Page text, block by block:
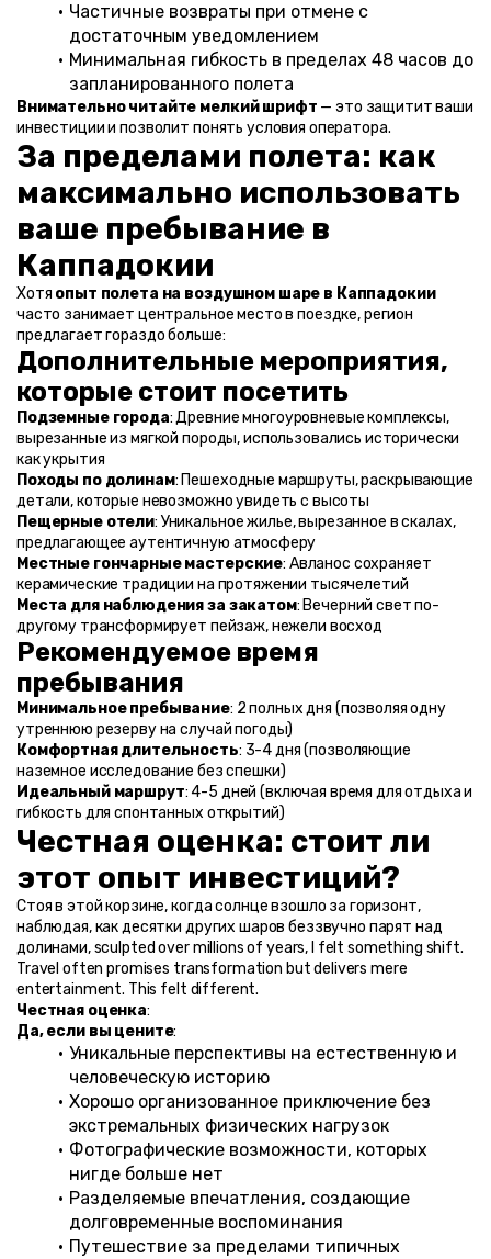
Частичные возвраты при отмене с
достаточным уведомлением
Минимальная гибкость в пределах 48 часов до
запланированного полета
Внимательно читайте мелкий шрифт — это защитит ваши
инвестиции и позволит понять условия оператора.
За пределами полета: как
максимально использовать
ваше пребывание в
Каппадокии
Хотя опыт полета на воздушном шаре в Каппадокии
часто занимает центральное место в поездке, регион
предлагает гораздо больше:
Дополнительные мероприятия,
которые стоит посетить
Подземные города: Древние многоуровневые комплексы,
вырезанные из мягкой породы, использовались исторически
как укрытия
Походы по долинам: Пешеходные маршруты, раскрывающие
детали, которые невозможно увидеть с высоты
Пещерные отели: Уникальное жилье, вырезанное в скалах,
предлагающее аутентичную атмосферу
Местные гончарные мастерские: Авланос сохраняет
керамические традиции на протяжении тысячелетий
Места для наблюдения за закатом: Вечерний свет по-
другому трансформирует пейзаж, нежели восход
Рекомендуемое время
пребывания
Минимальное пребывание: 2 полных дня (позволяя одну
утреннюю резерву на случай погоды)
Комфортная длительность: 3-4 дня (позволяющие
наземное исследование без спешки)
Идеальный маршрут: 4-5 дней (включая время для отдыха и
гибкость для спонтанных открытий)
Честная оценка: стоит ли
этот опыт инвестиций?
Стоя в этой корзине, когда солнце взошло за горизонт,
наблюдая, как десятки других шаров беззвучно парят над
долинами, sculpted over millions of years, I felt something shift.
Travel often promises transformation but delivers mere
entertainment. This felt different.
Честная оценка:
Да, если вы цените:
Уникальные перспективы на естественную и
человеческую историю
Хорошо организованное приключение без
экстремальных физических нагрузок
Фотографические возможности, которых
нигде больше нет
Разделяемые впечатления, создающие
долговременные воспоминания
Путешествие за пределами типичных